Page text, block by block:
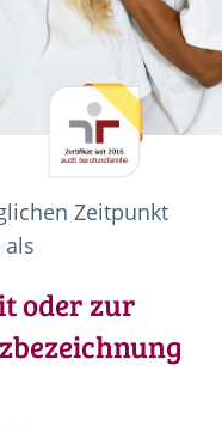
Zeitpunkt
oder zur